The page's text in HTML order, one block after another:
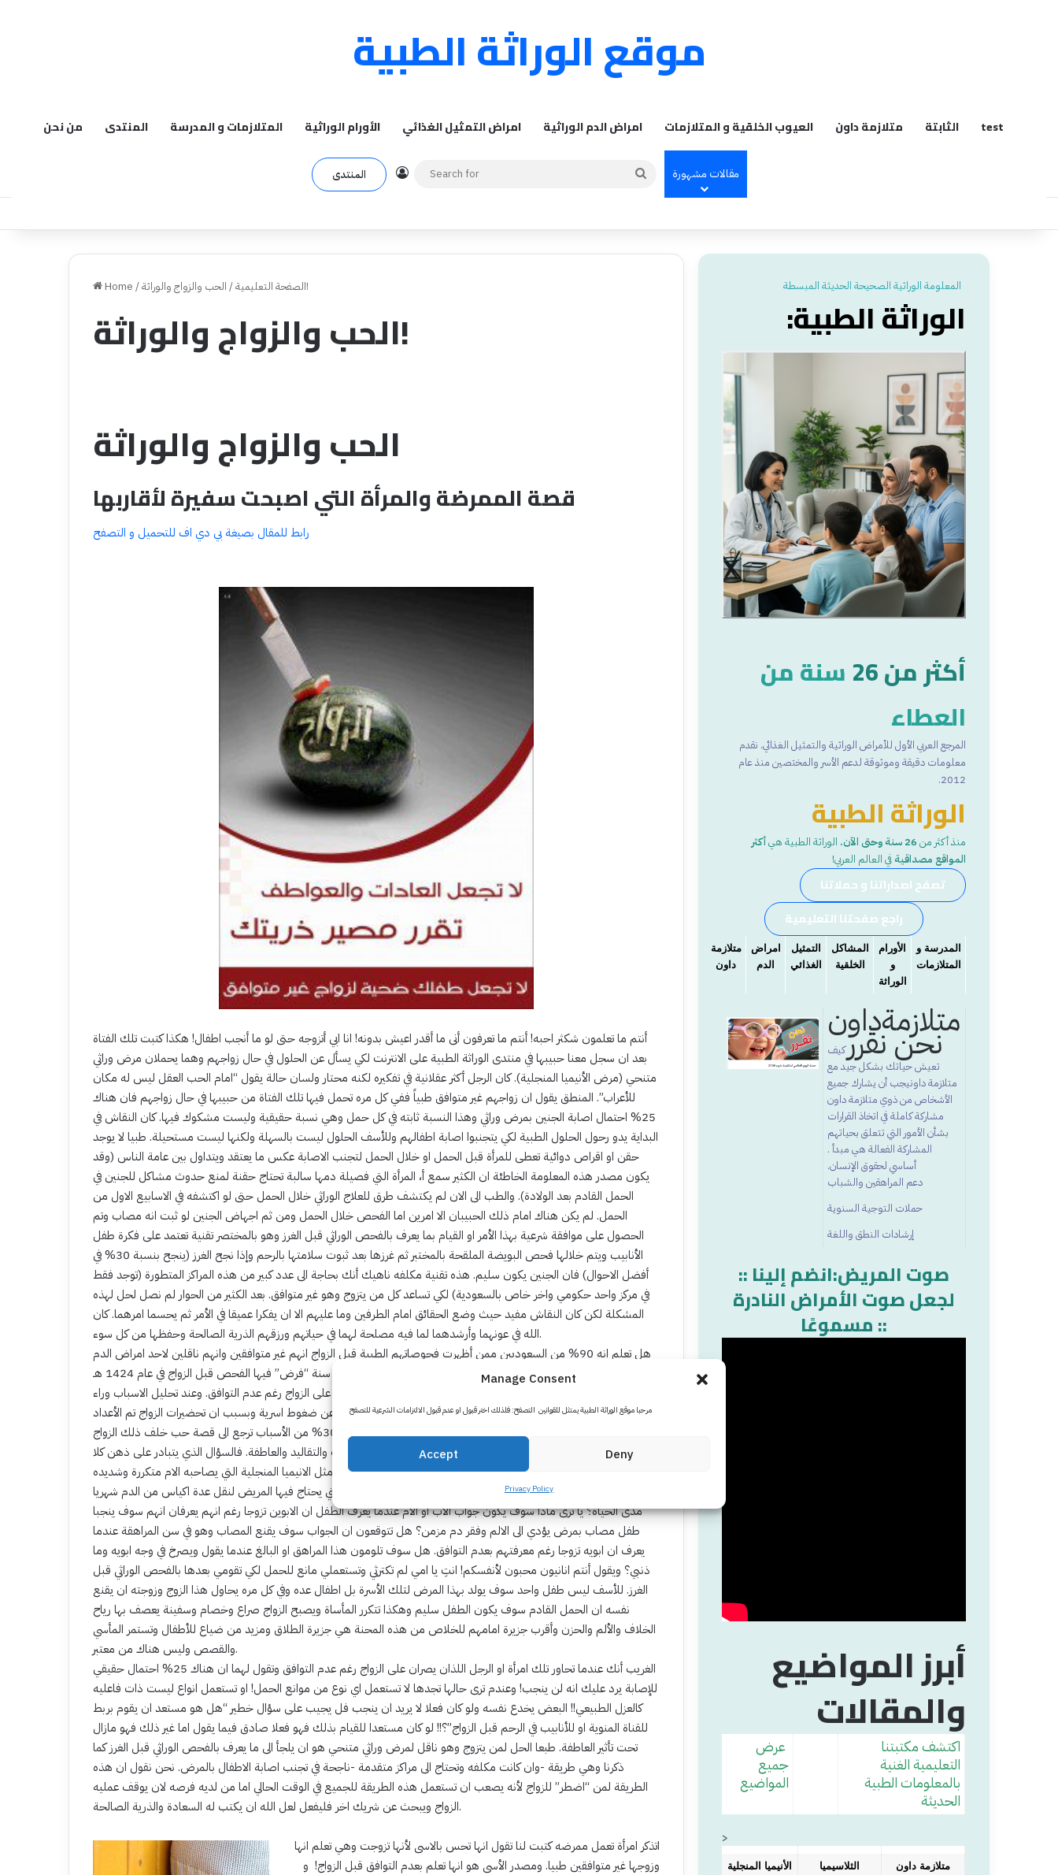
Manage Consent
مرحبا موقع الوراثة الطبية يمتثل للقوانين التصفح: فلذلك اختر قبول او عدم قبول الالتزامات الشرعية للتصفح
Accept Deny
Privacy Policy
موقع الوراثة الطبية
من نحن المنتدى المتلازمات و المدرسة الأورام الوراثية امراض التمثيل الغذائي امراض الدم الوراثية العيوب الخلقية و المتلازمات متلازمة داون الثابتة test
المنتدى Log In
Searchمقالات مشهورة
Home / الصفحة التعليمية/ الحب والزواج والوراثة!
الحب والزواج والوراثة!
الحب والزواج والوراثة
قصة الممرضة والمرأة التي اصبحت سفيرة لأقاربها
رابط للمقال بصيغة بي دي اف للتحميل و التصفح
أنتم ما تعلمون شكثر احبه! أنتم ما تعرفون أنى ما أقدر اعيش بدونه! انا ابي أتزوجه حتى لو ما أنجب اطفال! هكذا كتبت تلك الفتاة
بعد ان سجل معنا حبيبها في منتدى الوراثة الطبية على الانترنت لكي يسأل عن الحلول في حال زواجهم وهما يحملان مرض وراثي
متنحي (مرض الأنيميا المنجلية). كان الرجل أكثر عقلانية في تفكيره لكنه محتار ولسان حالة يقول “امام الحب العقل ليس له مكان
للأعراب”. المنطق يقول ان زواجهم غير متوافق طبياً ففي كل مره تحمل فيها تلك الفتاة من حبيبها في حال زواجهم فان هناك
25% احتمال اصابة الجنين بمرض وراثي وهذا النسبة ثابته في كل حمل وهي نسبة حقيقية وليست مشكوك فيها. كان النقاش في
البداية يدو رحول الحلول الطبية لكي يتجنبوا اصابة اطفالهم وللأسف الحلول ليست بالسهلة ولكنها ليست مستحيلة. طبيا لا يوجد
حقن او اقراص دوائية تعطى للمرأة قبل الحمل او خلال الحمل لتجنب الاصابة عكس ما يعتقد ويتداول بين عامة الناس (وقد
يكون مصدر هذه المعلومة الخاطئة ان الكثير سمع أ، المرأة التي فصيلة دمها سالبة تحتاج حقنة لمنع حدوث مشاكل للجنين في
الحمل القادم بعد الولادة). والطب الى الان لم يكتشف طرق للعلاج الوراثي خلال الحمل حتى لو اكتشفه في الاسابيع الاول من
الحمل. لم يكن هناك امام ذلك الحبيبان الا امرين اما الفحص خلال الحمل ومن ثم اجهاض الجنين لو ثبت انه مصاب وتم
الحصول على موافقة شرعية بهذا الأمر او القيام بما يعرف بالفحص الوراثي قبل الغرز وهو بالمختصر تقنية تعتمد على فكرة طفل
الأنابيب ويتم خلالها فحص البويضة الملقحة بالمختبر ثم غرزها بعد ثبوت سلامتها بالرحم وإذا نجح الغرز (ينجح بنسبة 30% في
أفضل الاحوال) فان الجنين يكون سليم. هذه تقنية مكلفه ناهيك أنك بحاجة الى عدد كبير من هذه المراكز المتطورة (توجد فقط
في مركز واحد حكومي واخر خاص بالسعودية) لكي تساعد كل من يتزوج وهو غير متوافق. بعد الكثير من الحوار لم نصل لحل لهذه
المشكلة لكن كان النقاش مفيد حيث وضع الحقائق امام الطرفين وما عليهم الا ان يفكرا عميقا في الأمر ثم يحسما امرهما. كان
الله في عونهما وأرشدهما لما فيه مصلحة لهما في حياتهم ورزقهم الذرية الصالحة وحفظها من كل سوء.
هل تعلم انه 90% من السعوديين ممن أظهرت فحوصاتهم الطبية قبل الزواج انهم غير متوافقين وانهم ناقلين لاحد امراض الدم
الوراثية تزوجوا رغم توضيح الاطباء لهم بعدم التوافق؟! كان هذا في اول سنة “فرض” فيها الفحص قبل الزواج في عام 1424 هـ
(2004 م) وبعد مضي عشر سنوات على البرنامج مازال 50 الى 60% مصر على الزواج رغم عدم التوافق. وعند تحليل الاسباب وراء
هذا الاصرار على الزواج في أحد البحوث وجد ان 50% من الاسباب ناتجة عن ضغوط اسرية وبسبب ان تحضيرات الزواج تم الأعداد
لها ولا يمكن الرجوع عنها! و30% من الأسباب ترجع الى قصة حب خلف ذلك الزواج.
إذا فهناك 80% من حالات زواج غير متوافقة طبيا ووراثيا ترجع الى العادات والتقاليد والعاطفة. فالسؤال الذي يتبادر على ذهن كلا
منكم الأن هل سوف يثبت هذا الزواج امام عاصفة ولادة اول طفل بمرض مثل الانيميا المنجلية التي يصاحبه الام متكررة وشديده
في العظام لا يفيد فيها الا الأدوية المخدرة او مرض مثل مرض الثلاسيميا التي يحتاج فيها المريض لنقل عدة اكياس من الدم شهريا
مدى الحياة؟ يا ترى ماذا سوف يكون جواب الاب او الام عندما يعرف الطفل ان الابوين تزوجا رغم انهم يعرفان انهم سوف ينجبا
طفل مصاب بمرض يؤدي الى الالم وفقر دم مزمن؟ هل تتوقعون ان الجواب سوف يقنع المصاب وهو في سن المراهقة عندما
يعرف ان ابويه تزوجا رغم معرفتهم بعدم التوافق. هل سوف تلومون هذا المراهق او البالغ عندما يقول ويصرخ في وجه ابويه وما
ذنبي؟ ويقول أنتم انانيون محبون لأنفسكم! انتِ يا امي لم تكترثي وتستعملي مانع للحمل لكي تقومي بعدها بالفحص الوراثي قبل
الغرز. للأسف ليس طفل واحد سوف يولد بهذا المرض لتلك الأسرة بل اطفال عده وفي كل مره يحاول هذا الزوج وزوجته ان يقنع
نفسه ان الحمل القادم سوف يكون الطفل سليم وهكذا تتكرر المأساة ويصبح الزواج صراع وخصام وسفينة يعصف بها رياح
الخلاف والألم والحزن وأقرب جزيرة امامهم للخلاص من هذه المحنة هي جزيرة الطلاق ومزيد من ضياع للأطفال وتستمر المأسي
والقصص وليس هناك من معتبر.
الغريب أنك عندما تحاور تلك امرأة او الرجل اللذان يصران على الزواج رغم عدم التوافق وتقول لهما ان هناك 25% احتمال حقيقي
للإصابة يرد عليك انه لن ينجب! وعندم ترى حالها تجدها لا تستعمل اي نوع من موانع الحمل! او تستعمل انواع ليست ذات فاعليه
كالعزل الطبيعي!! البعض يخدع نفسه ولو كان فعلا لا يريد ان ينجب فل يجيب على سؤال خطير “هل هو مستعد ان يقوم بربط
للقناة المنوية او للأنابيب في الرحم قبل الزواج”؟!! لو كان مستعدا للقيام بذلك فهو فعلا صادق فيما يقول اما غير ذلك فهو مازال
تحت تأثير العاطفة. طبعا الحل لمن يتزوج وهو ناقل لمرض وراثي متنحي هو ان يلجأ الى ما يعرف بالفحص الوراثي قبل الغرز كما
ذكرنا وهي طريقة -وان كانت مكلفه وتحتاج الى مراكز متقدمة -ناجحة في تجنب اصابة الاطفال بالمرض. نحن نقول ان هذه
الطريقة لمن “اضطر” للزواج لأنه يصعب ان تستعمل هذه الطريقة للجميع في الوقت الحالي اما من لديه فرصه لان يوقف عمليه
الزواج ويبحث عن شريك اخر فليفعل لعل الله ان يكتب له السعادة والذرية الصالحة.
اتذكر امرأة تعمل ممرضه كتبت لنا تقول انها تحس بالاسى لأنها تزوجت وهي تعلم انها
وزوجها غير متوافقين طبيا. ومصدر الأسى هو انها تعلم بعدم التوافق قبل الزواج! و
المعلومة الوراثية الصحيحة الحديثة المبسطة
الوراثة الطبية:
أكثر من 26
سنة من
العطاء
المرجع العربي الأول للأمراض الوراثية والتمثيل الغذائي. نقدم
معلومات دقيقة وموثوقة لدعم الأسر والمختصين منذ عام
2012.
الوراثة الطبية
منذ أكثر من 26 سنة وحتى الآن. الوراثة الطبية هيأكثر
المواقع مصداقية في العالم العربي!
تصفح اصداراتنا و حملاتنا
راجع صفحتنا التعليمية
المدرسة و
المتلازمات
الأورام
و
الوراثة
المشاكل
الخلقية
التمثيل
الغذائي
امراض
الدم
متلازمة
داون
متلازمةداون
نحن نقرركيف
تعيش حياتك بشكل جيد مع
متلازمة داونيجب أن يشارك جميع
الأشخاص من ذوي متلازمة داون
مشاركة كاملة في اتخاذ القرارات
بشأن الأمور التي تتعلق بحياتهم
المشاركة الفعالة هي مبدأ .
أساسي لحقوق الإنسان.
دعم المراهقين والشباب
حملات التوجية السنوية
إرشادات النطق واللغة
:: صوت المريض:انضم إلينا
لجعل صوت الأمراض النادرة
مسموعًا ::
أبرز المواضيع
والمقالات
عرض
جميع
المواضيع
اكتشف مكتبتنا
التعليمية الغنية
بالمعلومات الطبية
الحديثة
>
الأنيميا المنجلية الثلاسيميا متلازمة داون